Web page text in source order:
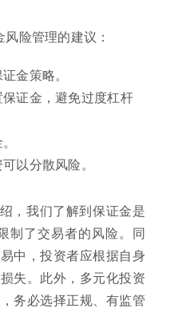
险管理的建议：
金策略。
证金，避免过度杠杆
以分散风险。
，我们了解到保证金是
制了交易者的风险。同
中，投资者应根据自身
失。此外，多元化投资
务必选择正规、有监管